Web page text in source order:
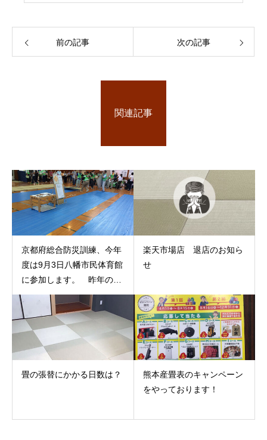
前の記事 次の記事
関連記事
京都府総合防災訓練、今年
度は9月3日八幡市民体育館
に参加します。 昨年の南
丹市海洋センターの様子で
す。
楽天市場店 退店のお知ら
せ
畳の張替にかかる日数は？
熊本産畳表のキャンペーン
をやっております！